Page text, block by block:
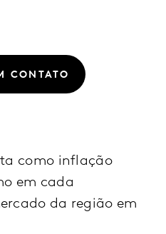
CONTATO
como inflação
em cada
da região em